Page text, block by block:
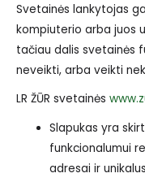
Svetainės lankytojas
kompiuterio arba juos
tačiau dalis svetainės
neveikti, arba veikti
LR ŽŪR svetainės
Slapukas yra
funkcionalumui
adresai ir